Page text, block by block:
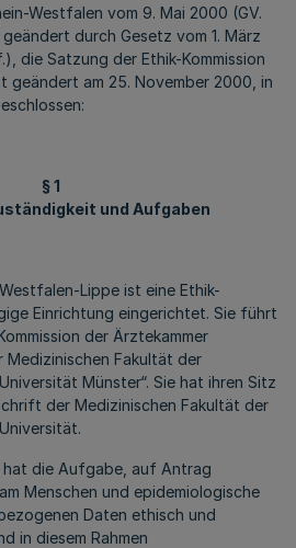
Westfalen vom 9. Mai 2000 (GV.
durch Gesetz vom 1. März
die Satzung der Ethik-Kommission
geändert am 25. November 2000, in
§ 1
und Aufgaben
Lippe ist eine Ethik-
Einrichtung eingerichtet. Sie führt
der Ärztekammer
Fakultät der
Münster“. Sie hat ihren Sitz
der Medizinischen Fakultät der
hat die Aufgabe, auf Antrag
Menschen und epidemiologische
Daten ethisch und
in diesem Rahmen